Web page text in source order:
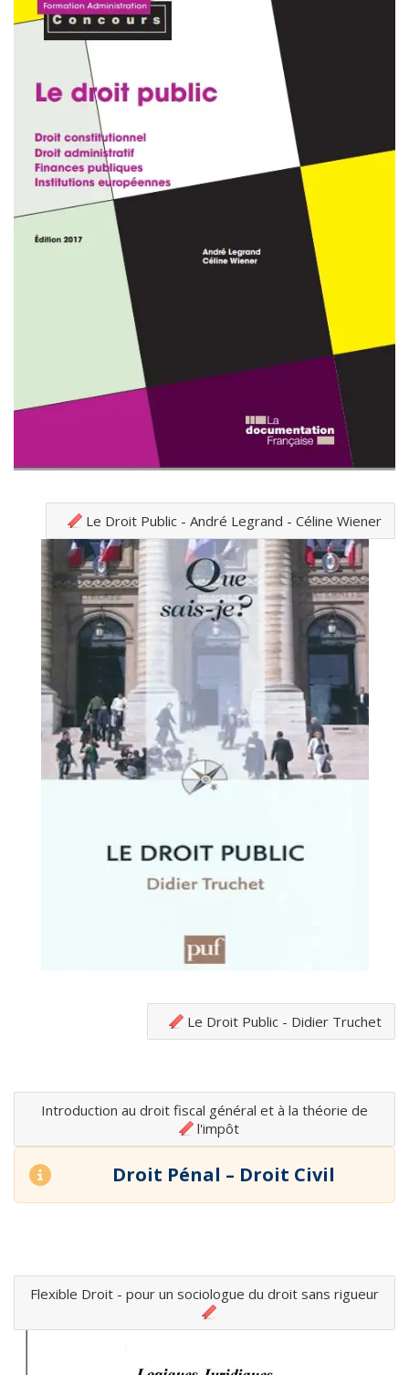
Le Droit Public - André Legrand - Céline Wiener
Le Droit Public - Didier Truchet
Introduction au droit fiscal général et à la théorie de
l'impôt
Droit Pénal – Droit Civil
Flexible Droit - pour un sociologue du droit sans rigueur